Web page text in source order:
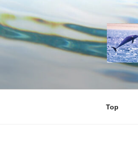
ン
テ
ン
キ
Top